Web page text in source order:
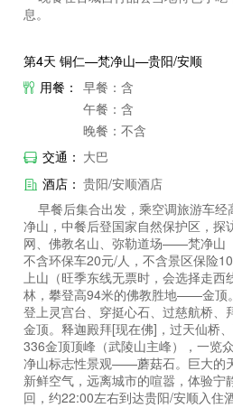
息。
第4天 铜仁—梵净山—贵阳/安顺
用餐： 早餐：含
午餐：含
晚餐：不含
交通： 大巴
酒店： 贵阳/安顺酒店
早餐后集合出发，乘空调旅游车经
净山，中餐后登国家自然保护区，探
网、佛教名山、弥勒道场——梵净山
不含环保车20元/人，不含景区保险
上山（旺季东线无票时，会选择走西
林，攀登高94米的佛教胜地——金顶
登上灵宫台、穿挺心石、过慈航桥、
金顶。释迦殿拜[现在佛]，过天仙桥
336金顶顶峰（武陵山主峰），一览
净山标志性景观——蘑菇石。巨大的
新鲜空气，远离城市的喧嚣，体验宁
回，约22:00左右到达贵阳/安顺入住酒